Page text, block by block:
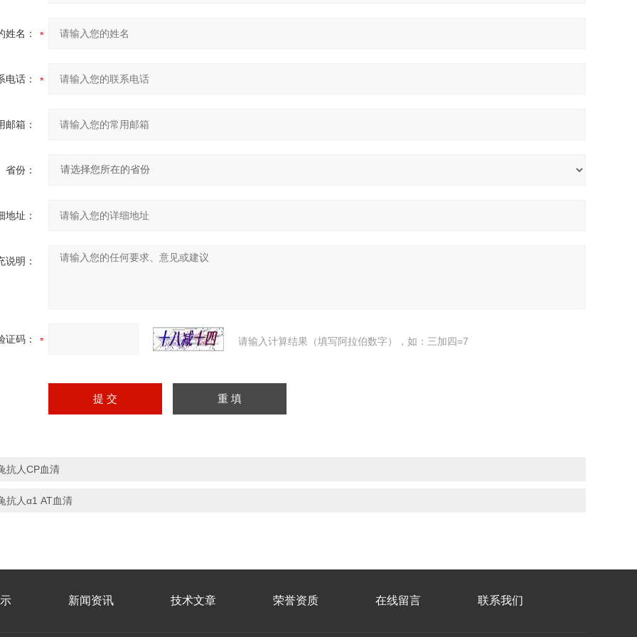
姓名：
电话：
邮箱：
省份：
地址：
说明：
证码： 请输入计算结果（填写阿拉伯数字），如：三加四=7
抗人CP血清
抗人α1 AT血清
新闻资讯 技术文章 荣誉资质 在线留言 联系我们